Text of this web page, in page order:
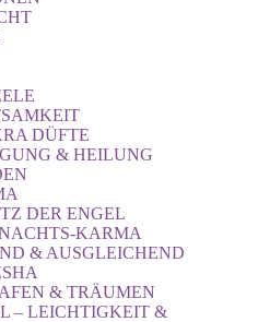
DÜFTE
& HEILUNG
DER ENGEL
KARMA
& AUSGLEICHEND
& TRÄUMEN
– LEICHTIGKEIT &